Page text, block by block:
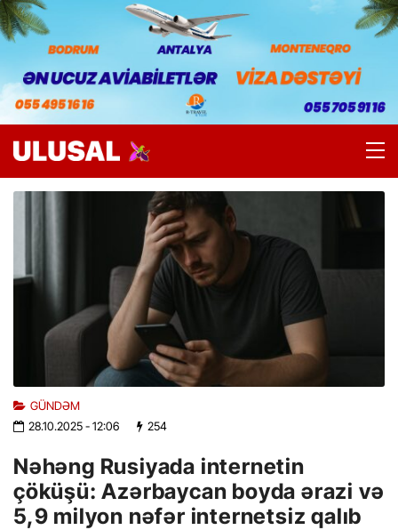
GÜNDƏM
28.10.2025- 12:06 254
Nəhəng Rusiyada internetin
çöküşü: Azərbaycan boyda ərazi və
5,9 milyon nəfər internetsiz qalıb